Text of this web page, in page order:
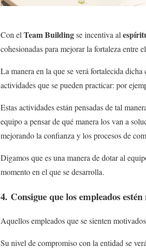
Con el Team Buildingse incentiva al
cohesionadas para mejorar la fortaleza entre
La manera en la que se verá fortalecida
actividades que se pueden practicar: por
Estas actividades están pensadas de tal
equipo a pensar de qué manera los van a
mejorando la confianza y los procesos de
Digamos que es una manera de dotar al
momento en el que se desarrolla.
4. Consigue que los empleados
Aquellos empleados que se sienten
Su nivel de compromiso con la entidad se